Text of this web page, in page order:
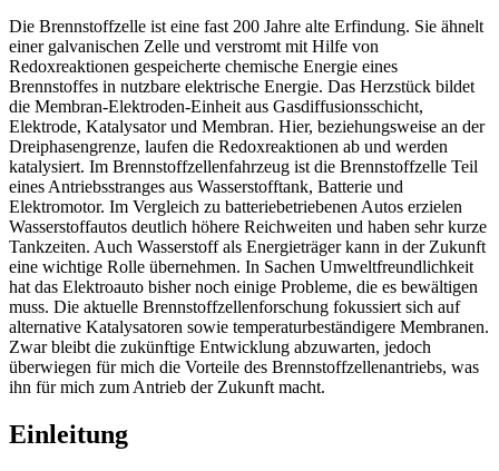
Die Brennstoffzelle ist eine fast 200 Jahre alte Erfindung. Sie ähnelt
einer galvanischen Zelle und verstromt mit Hilfe von
Redoxreaktionen gespeicherte chemische Energie eines
Brennstoffes in nutzbare elektrische Energie. Das Herzstück bildet
die Membran-Elektroden-Einheit aus Gasdiffusionsschicht,
Elektrode, Katalysator und Membran. Hier, beziehungsweise an der
Dreiphasengrenze, laufen die Redoxreaktionen ab und werden
katalysiert. Im Brennstoffzellenfahrzeug ist die Brennstoffzelle Teil
eines Antriebsstranges aus Wasserstofftank, Batterie und
Elektromotor. Im Vergleich zu batteriebetriebenen Autos erzielen
Wasserstoffautos deutlich höhere Reichweiten und haben sehr kurze
Tankzeiten. Auch Wasserstoff als Energieträger kann in der Zukunft
eine wichtige Rolle übernehmen. In Sachen Umweltfreundlichkeit
hat das Elektroauto bisher noch einige Probleme, die es bewältigen
muss. Die aktuelle Brennstoffzellenforschung fokussiert sich auf
alternative Katalysatoren sowie temperaturbeständigere Membranen.
Zwar bleibt die zukünftige Entwicklung abzuwarten, jedoch
überwiegen für mich die Vorteile des Brennstoffzellenantriebs, was
ihn für mich zum Antrieb der Zukunft macht.
Einleitung